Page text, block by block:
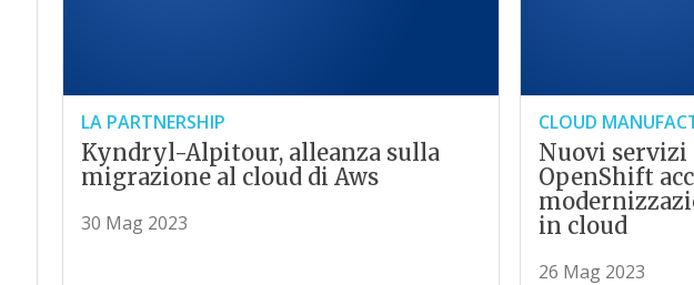
LA PARTNERSHIP
Kyndryl-Alpitour, alleanza sulla
migrazione al cloud di Aws
30 Mag 2023
CLOUD
Nuovi servizi
OpenShift
in cloud
26 Mag 2023